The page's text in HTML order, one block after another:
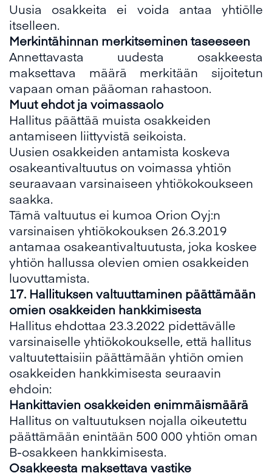
Uusia osakkeita ei voida antaa yhtiölle
itselleen.
Merkintähinnan merkitseminen taseeseen
Annettavasta uudesta osakkeesta
maksettava määrä merkitään sijoitetun
vapaan oman pääoman rahastoon.
Muut ehdot ja voimassaolo
Hallitus päättää muista osakkeiden
antamiseen liittyvistä seikoista.
Uusien osakkeiden antamista koskeva
osakeantivaltuutus on voimassa yhtiön
seuraavaan varsinaiseen yhtiökokoukseen
saakka.
Tämä valtuutus ei kumoa Orion Oyj:n
varsinaisen yhtiökokouksen 26.3.2019
antamaa osakeantivaltuutusta, joka koskee
yhtiön hallussa olevien omien osakkeiden
luovuttamista.
17. Hallituksen valtuuttaminen päättämään
omien osakkeiden hankkimisesta
Hallitus ehdottaa 23.3.2022 pidettävälle
varsinaiselle yhtiökokoukselle, että hallitus
valtuutettaisiin päättämään yhtiön omien
osakkeiden hankkimisesta seuraavin
ehdoin:
Hankittavien osakkeiden enimmäismäärä
Hallitus on valtuutuksen nojalla oikeutettu
päättämään enintään 500 000 yhtiön oman
B-osakkeen hankkimisesta.
Osakkeesta maksettava vastike